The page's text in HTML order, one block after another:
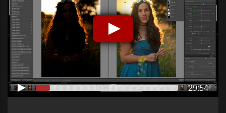
29:54